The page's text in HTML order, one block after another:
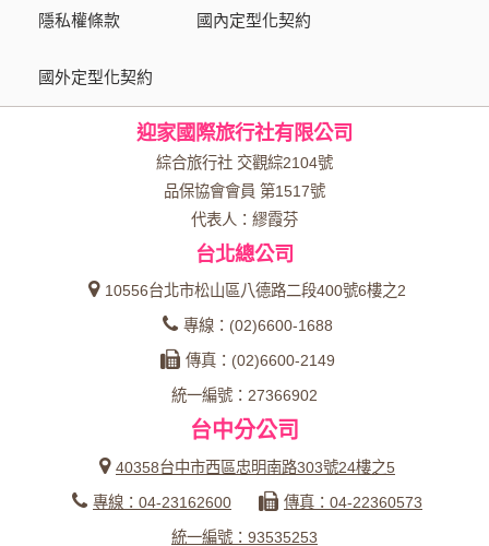
隱私權條款 國內定型化契約
國外定型化契約
迎家國際旅行社有限公司
綜合旅行社 交觀綜2104號
品保協會會員 第1517號
代表人：繆霞芬
台北總公司
10556台北市松山區八德路二段400號6樓之2
專線：(02)6600-1688
傳真：(02)6600-2149
統一編號：27366902
台中分公司
40358台中市西區忠明南路303號24樓之5
專線：04-23162600
傳真：04-22360573
統一編號：93535253